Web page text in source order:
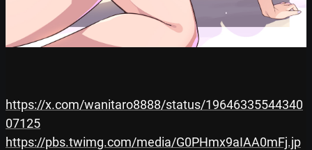
https://x.com/wanitaro8888/status/19646335544340
07125
https://pbs.twimg.com/media/G0PHmx9aIAA0mFj.jp